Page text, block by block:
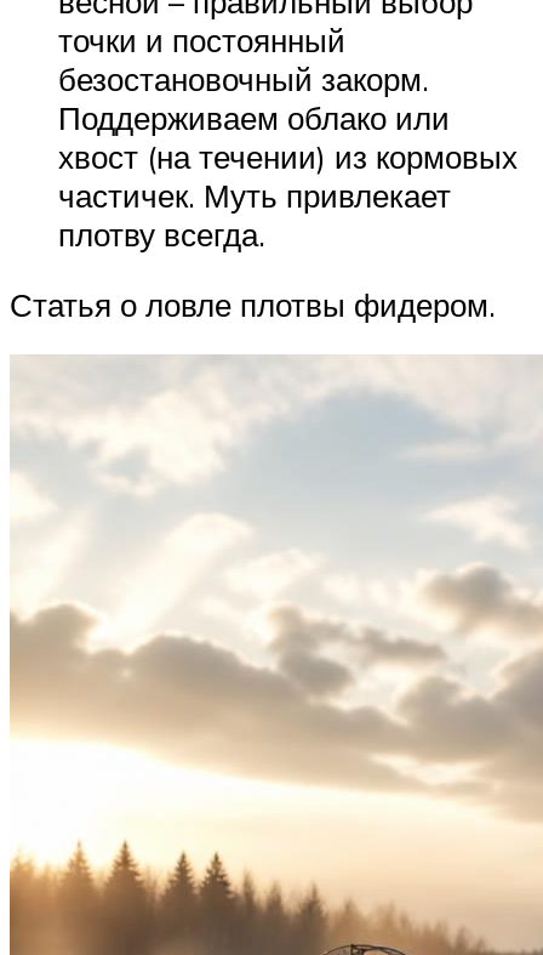
точки и постоянный
безостановочный закорм.
Поддерживаем облако или
хвост (на течении) из кормовых
частичек. Муть привлекает
плотву всегда.
Статья о ловле плотвы фидером.